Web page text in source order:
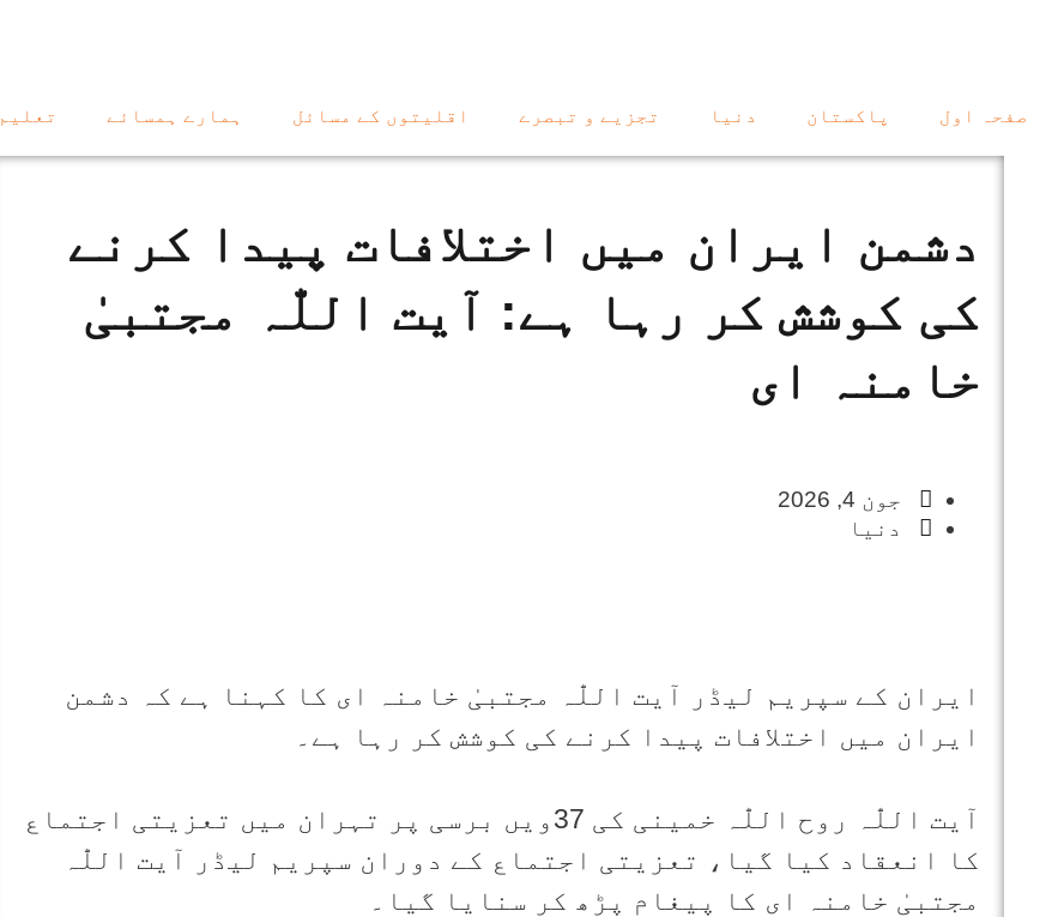
صفحہ اول پاکستان دنیا تجزیے و تبصرے اقلیتوں کے مسائل ہمارے ہمسائے تعلیم
دشمن ایران میں اختلافات پیدا کرنے
کی کوشش کر رہا ہے: آیت اللّٰہ مجتبیٰ
خامنہ ای
جون 4, 2026
دنیا
ایران کے سپریم لیڈر آیت اللّٰہ مجتبیٰ خامنہ ای کا کہنا ہے کہ دشمن
ایران میں اختلافات پیدا کرنے کی کوشش کر رہا ہے۔
آیت اللّٰہ روح اللّٰہ خمینی کی 37ویں برسی پر تہران میں تعزیتی اجتماع
کا انعقاد کیا گیا، تعزیتی اجتماع کے دوران سپریم لیڈر آیت اللّٰہ
مجتبیٰ خامنہ ای کا پیغام پڑھ کر سنایا گیا۔